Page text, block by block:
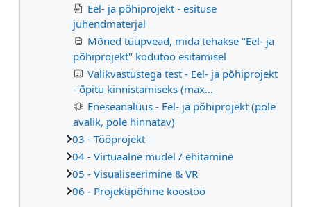
Eel- ja põhiprojekt - esituse
juhendmaterjal
Mõned tüüpvead, mida tehakse "Eel- ja
põhiprojekt" kodutöö esitamisel
Valikvastustega test - Eel- ja põhiprojekt
- õpitu kinnistamiseks (max...
Eneseanalüüs - Eel- ja põhiprojekt (pole
avalik, pole hinnatav)
03 - Tööprojekt
04 - Virtuaalne mudel / ehitamine
05 - Visualiseerimine & VR
06 - Projektipõhine koostöö